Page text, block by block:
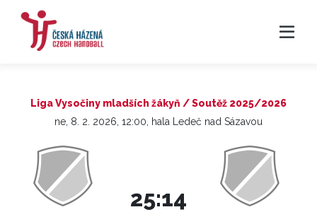
Liga Vysočiny mladších žákyň / Soutěž 2025/2026
ne, 8. 2. 2026, 12:00, hala Ledeč nad Sázavou
25:14